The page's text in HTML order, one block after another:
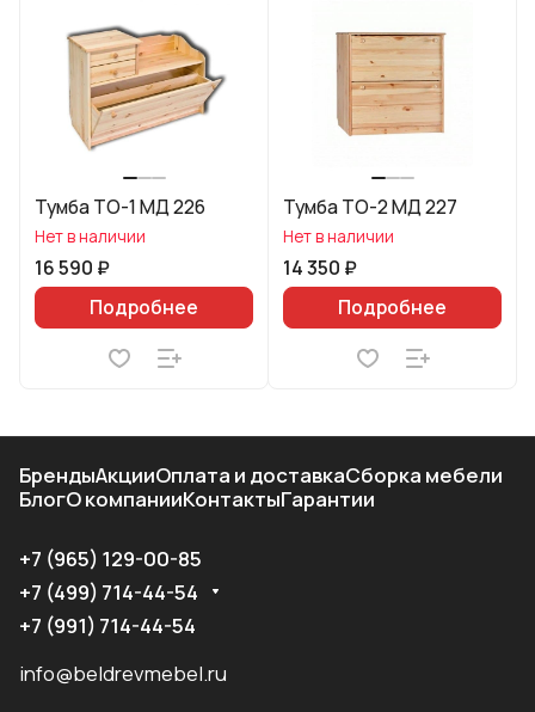
Тумба ТО-1 МД 226
Нет в наличии
16 590 ₽
Подробнее
Тумба ТО-2 МД 227
Нет в наличии
14 350 ₽
Подробнее
БрендыАкцииОплата и доставкаСборка мебели
БлогО компанииКонтактыГарантии
+7 (965) 129-00-85
+7 (499) 714-44-54
+7 (991) 714-44-54
info@beldrevmebel.ru